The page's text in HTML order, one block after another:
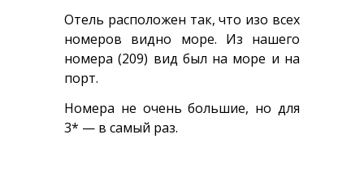
Отель расположен так, что изо всех
номеров видно море. Из нашего
номера (209) вид был на море и на
порт.
Номера не очень большие, но для
3* — в самый раз.